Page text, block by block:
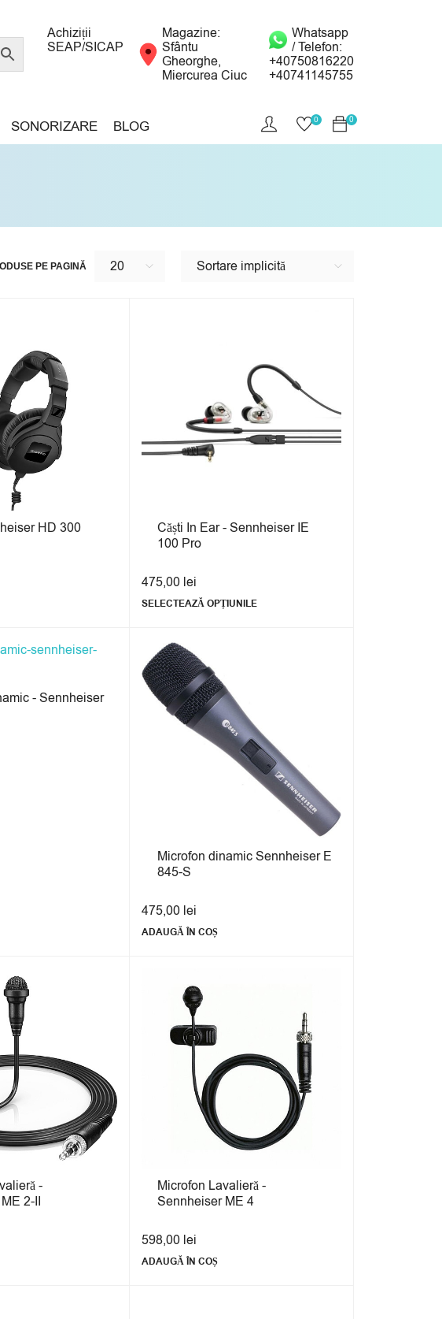
Achiziții
SEAP/SICAP
Magazine:
Sfântu
Gheorghe,
Miercurea Ciuc
Whatsapp
/ Telefon:
+40750816220
+40741145755
SONORIZARE BLOG 0
0
Sortare implicită
PE PAGINĂ 20
HD 300
Căști In Ear - Sennheiser IE
100 Pro
475,00 lei
SELECTEAZĂ OPȚIUNILE
- Sennheiser
Microfon dinamic Sennheiser E
845-S
475,00 lei
ADAUGĂ ÎN COȘ
-
2-II
Microfon Lavalieră -
Sennheiser ME 4
598,00 lei
ADAUGĂ ÎN COȘ